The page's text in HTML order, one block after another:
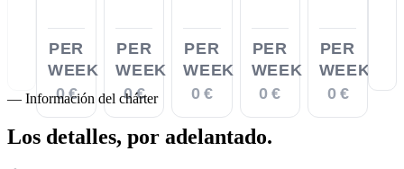
PER
WEEK
0 €
PER
WEEK
0 €
PER
WEEK
0 €
PER
WEEK
0 €
PER
WEEK
0 €
— Información del chárter
Los detalles, por adelantado.